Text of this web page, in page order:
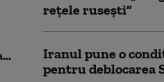
rețele rusești”
Iranul pune o
pentru deblocarea